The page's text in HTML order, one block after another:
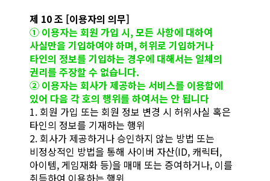
제 10 조 [이용자의 의무]
① 이용자는 회원 가입 시, 모든 사항에 대하여
사실만을 기입하여야 하며, 허위로 기입하거나
타인의 정보를 기입하는 경우에 대해서는 일체의
권리를 주장할 수 없습니다.
② 이용자는 회사가 제공하는 서비스를 이용함에
있어 다음 각 호의 행위를 하여서는 안 됩니다
1. 회원 가입 또는 회원 정보 변경 시 허위사실 혹은
타인의 정보를 기재하는 행위
2. 회사가 제공하거나 승인하지 않는 방법 또는
비정상적인 방법을 통해 사이버 자산(ID, 캐릭터,
아이템, 게임재화 등)을 매매 또는 증여하거나, 이를
취득하여 이용하는 행위